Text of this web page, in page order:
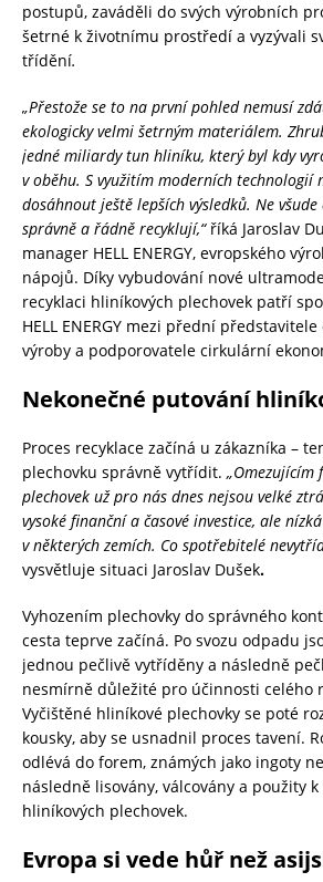
postupů, zaváděli do svých výrobních
šetrné k životnímu prostředí a vyzývali
třídění.
„Přestože se to na první pohled nemusí
ekologicky velmi šetrným materiálem.
jedné miliardy tun hliníku, který byl kdy
v oběhu. S využitím moderních technologií
dosáhnout ještě lepších výsledků. Ne
správně a řádně recyklují,“říká Jaroslav
manager HELL ENERGY, evropského
nápojů. Díky vybudování nové
recyklaci hliníkových plechovek patří
HELL ENERGY mezi přední
výroby a podporovatele cirkulární
Nekonečné putování
Proces recyklace začíná u zákazníka –
plechovku správně vytřídit. „Omezujícím
plechovek už pro nás dnes nejsou velké
vysoké finanční a časové investice, ale
v některých zemích. Co spotřebitelé
vysvětluje situaci Jaroslav Dušek.
Vyhozením plechovky do správného
cesta teprve začíná. Po svozu odpadu
jednou pečlivě vytříděny a následně
nesmírně důležité pro účinnosti celého
Vyčištěné hliníkové plechovky se poté
kousky, aby se usnadnil proces tavení.
odlévá do forem, známých jako ingoty
následně lisovány, válcovány a použity
hliníkových plechovek.
Evropa si vede hůř než